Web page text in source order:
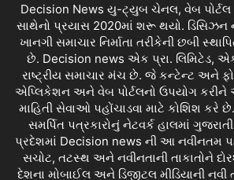
Decision News યુ-ટ્યુબ ચેનલ, વેબ
સાથેનો પ્રયાસ 2020માં શરૂ થયો.
ખાનગી સમાચાર નિર્માતા તરીકેની છબી
છે. Decision news એક પ્રા. લિમિટેડ,
રાષ્ટ્રીય સમાચાર મંચ છે. જે કન્ટેન્ટ અને
એપ્લિકેશન અને વેબ પોર્ટલનો ઉપયોગ
માહિતી સેવાઓ પહોંચાડવા માટે કોશિશ કરે
સમર્પિત પત્રકારોનું નેટવર્ક હાલમાં
પ્રદેશમાં Decision news ની આ નવીનતમ
સચોટ, તટસ્થ અને નવીનતાની તાકાતોને
દેશના મોબાઈલ અને ડિજીટલ મીડિયાની નવી